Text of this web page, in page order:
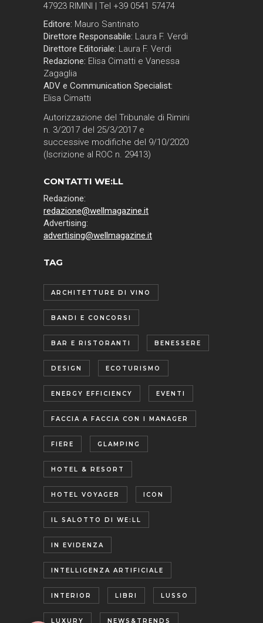
47923 RIMINI | Tel +39 0541 57474
Editore: Mauro Santinato
Direttore Responsabile: Laura F. Verdi
Direttore Editoriale: Laura F. Verdi
Redazione: Elisa Cimatti e Vanessa
Zagaglia
ADV e Communication Specialist:
Elisa Cimatti
Autorizzazione del Tribunale di Rimini
n. 3/2017 del 25/3/2017 e
successive modifiche del 9/10/2020
(Iscrizione al ROC n. 29413)
CONTATTI WE:LL
Redazione:
redazione@wellmagazine.it
Advertising:
advertising@wellmagazine.it
TAG
ARCHITETTURE DI VINO
BANDI E CONCORSI
BAR E RISTORANTI BENESSERE
DESIGN ECOTURISMO
ENERGY EFFICIENCY EVENTI
FACCIA A FACCIA CON I MANAGER
FIERE GLAMPING
HOTEL & RESORT
HOTEL VOYAGER ICON
IL SALOTTO DI WE:LL
IN EVIDENZA
INTELLIGENZA ARTIFICIALE
INTERIOR LIBRI LUSSO
LUXURY NEWS&TRENDS